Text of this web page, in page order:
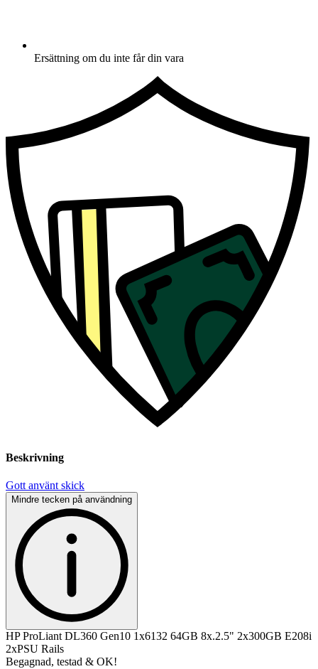
Ersättning om du inte får din vara
Beskrivning
Gott använt skick
Mindre tecken på användning
HP ProLiant DL360 Gen10 1x6132 64GB 8x.2.5" 2x300GB E208i
2xPSU Rails
Begagnad, testad & OK!